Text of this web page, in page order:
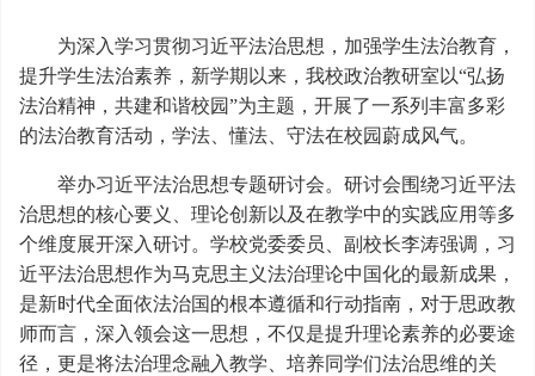
为深入学习贯彻习近平法治思想，加强学生法治教育，
提升学生法治素养，新学期以来，我校政治教研室以“弘扬
法治精神，共建和谐校园”为主题，开展了一系列丰富多彩
的法治教育活动，学法、懂法、守法在校园蔚成风气。
举办习近平法治思想专题研讨会。研讨会围绕习近平法
治思想的核心要义、理论创新以及在教学中的实践应用等多
个维度展开深入研讨。学校党委委员、副校长李涛强调，习
近平法治思想作为马克思主义法治理论中国化的最新成果，
是新时代全面依法治国的根本遵循和行动指南，对于思政教
师而言，深入领会这一思想，不仅是提升理论素养的必要途
径，更是将法治理念融入教学、培养同学们法治思维的关